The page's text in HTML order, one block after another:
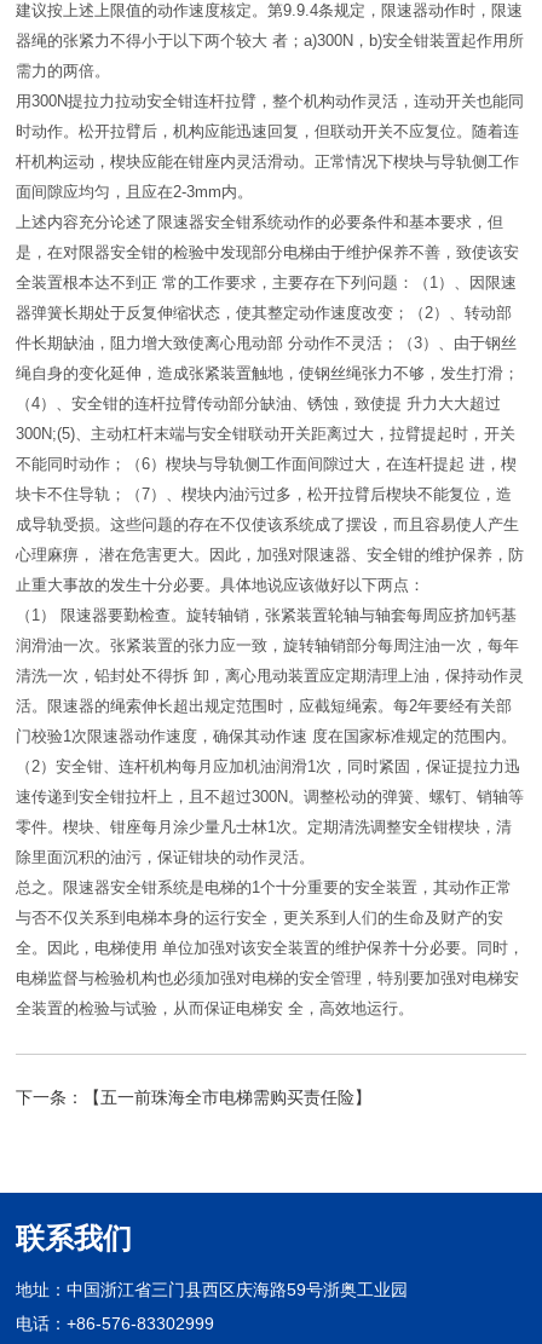
建议按上述上限值的动作速度核定。第9.9.4条规定，限速器动作时，限速
器绳的张紧力不得小于以下两个较大 者；a)300N，b)安全钳装置起作用所
需力的两倍。
用300N提拉力拉动安全钳连杆拉臂，整个机构动作灵活，连动开关也能同
时动作。松开拉臂后，机构应能迅速回复，但联动开关不应复位。随着连
杆机构运动，楔块应能在钳座内灵活滑动。正常情况下楔块与导轨侧工作
面间隙应均匀，且应在2-3mm内。
上述内容充分论述了限速器安全钳系统动作的必要条件和基本要求，但
是，在对限器安全钳的检验中发现部分电梯由于维护保养不善，致使该安
全装置根本达不到正 常的工作要求，主要存在下列问题：（1）、因限速
器弹簧长期处于反复伸缩状态，使其整定动作速度改变；（2）、转动部
件长期缺油，阻力增大致使离心甩动部 分动作不灵活；（3）、由于钢丝
绳自身的变化延伸，造成张紧装置触地，使钢丝绳张力不够，发生打滑；
（4）、安全钳的连杆拉臂传动部分缺油、锈蚀，致使提 升力大大超过
300N;(5)、主动杠杆末端与安全钳联动开关距离过大，拉臂提起时，开关
不能同时动作；（6）楔块与导轨侧工作面间隙过大，在连杆提起 进，楔
块卡不住导轨；（7）、楔块内油污过多，松开拉臂后楔块不能复位，造
成导轨受损。这些问题的存在不仅使该系统成了摆设，而且容易使人产生
心理麻痹， 潜在危害更大。因此，加强对限速器、安全钳的维护保养，防
止重大事故的发生十分必要。具体地说应该做好以下两点：
（1） 限速器要勤检查。旋转轴销，张紧装置轮轴与轴套每周应挤加钙基
润滑油一次。张紧装置的张力应一致，旋转轴销部分每周注油一次，每年
清洗一次，铅封处不得拆 卸，离心甩动装置应定期清理上油，保持动作灵
活。限速器的绳索伸长超出规定范围时，应截短绳索。每2年要经有关部
门校验1次限速器动作速度，确保其动作速 度在国家标准规定的范围内。
（2）安全钳、连杆机构每月应加机油润滑1次，同时紧固，保证提拉力迅
速传递到安全钳拉杆上，且不超过300N。调整松动的弹簧、螺钉、销轴等
零件。楔块、钳座每月涂少量凡士林1次。定期清洗调整安全钳楔块，清
除里面沉积的油污，保证钳块的动作灵活。
总之。限速器安全钳系统是电梯的1个十分重要的安全装置，其动作正常
与否不仅关系到电梯本身的运行安全，更关系到人们的生命及财产的安
全。因此，电梯使用 单位加强对该安全装置的维护保养十分必要。同时，
电梯监督与检验机构也必须加强对电梯的安全管理，特别要加强对电梯安
全装置的检验与试验，从而保证电梯安 全，高效地运行。
下一条： 【五一前珠海全市电梯需购买责任险】
联系我们
地址：中国浙江省三门县西区庆海路59号浙奥工业园
电话：+86-576-83302999